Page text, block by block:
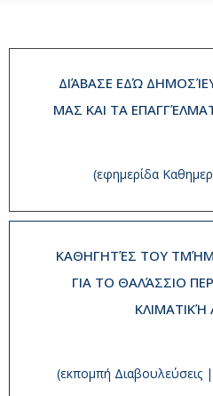
ΔΙΆΒΑΣΕ ΕΔΏ
ΜΑΣ ΚΑΙ ΤΑ
(εφημερίδα
ΚΑΘΗΓΗΤΈΣ ΤΟΥ
ΓΙΑ ΤΟ ΘΑΛΆΣΣΙΟ
ΚΛΙΜΑΤΙΚΉ
(εκπομπή